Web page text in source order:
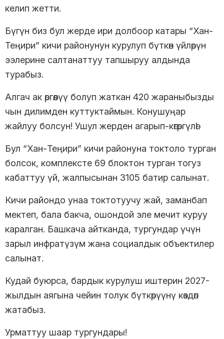
келип жетти.
Бүгүн биз бул жерде ири долбоор катары “Хан-
Теңири” кичи районунун курулуп бүткөн үйлөрүн
ээлерине салтанаттуу тапшыруу алдында
турабыз.
Алгач ак өргөөлүү болуп жаткан 420 жараныбызды
чын дилимден куттуктаймын. Конушуңар
жайлуу болсун! Ушул жерден агарып-көгөргүлө!
Бул “Хан-Теңири” кичи районуна токтоло турган
болсок, комплексте 69 блоктон турган тогуз
кабаттуу үй, жалпысынан 3105 батир салынат.
Кичи райондо унаа токтотуучу жай, заманбап
мектеп, бала бакча, ошондой эле мечит куруу
каралган. Башкача айтканда, тургундар үчүн
зарыл инфратүзүм жана социалдык объектилер
салынат.
Кудай буюрса, бардык курулуш иштерин 2027-
жылдын аягына чейин толук бүткөрүүнү көздөп
жатабыз.
Урматтуу шаар тургундары!